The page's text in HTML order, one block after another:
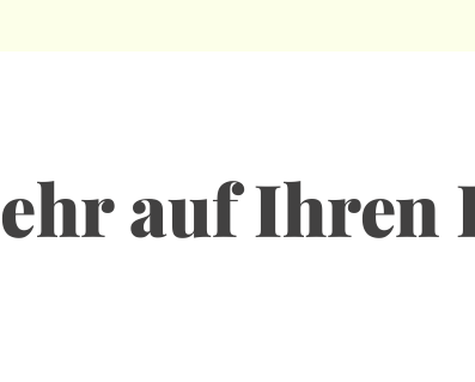
auf Ihren